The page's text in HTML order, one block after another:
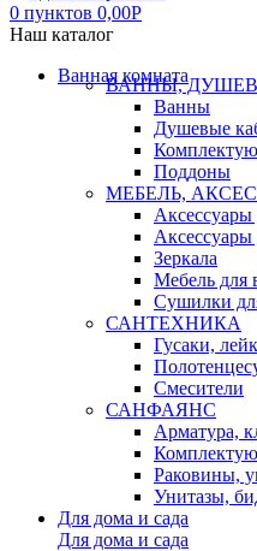
0 пунктов 0,00Р
Наш каталог
Ванная комната
ВАННЫ,
Ванны
Душевые
Поддоны
МЕБЕЛЬ,
Аксессуары
Аксессуары
Зеркала
Мебель для
Сушилки
САНТЕХНИКА
Гусаки,
Смесители
САНФАЯНС
Арматура,
Раковины,
Унитазы,
Для дома и сада
Для дома и сада